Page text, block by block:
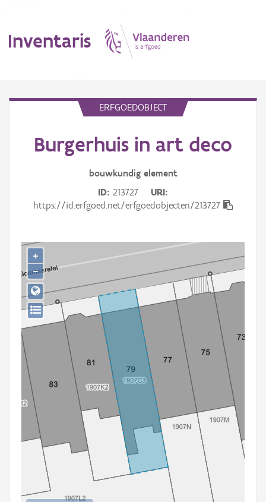
Inventaris
Erfgoedobject
Gebeurtenis
Persoon of collectief
Downloads
Hergebruik
Aanmelden
ERFGOEDOBJECT
Burgerhuis in art deco
bouwkundig element
ID 213727
URI
https://id.erfgoed.net/erfgoedobjecten/213727
+
−